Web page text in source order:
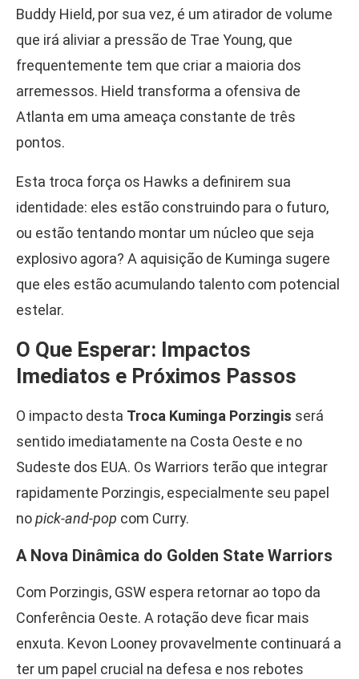
Buddy Hield, por sua vez, é um atirador de volume
que irá aliviar a pressão de Trae Young, que
frequentemente tem que criar a maioria dos
arremessos. Hield transforma a ofensiva de
Atlanta em uma ameaça constante de três
pontos.
Esta troca força os Hawks a definirem sua
identidade: eles estão construindo para o futuro,
ou estão tentando montar um núcleo que seja
explosivo agora? A aquisição de Kuminga sugere
que eles estão acumulando talento com potencial
estelar.
O Que Esperar: Impactos
Imediatos e Próximos Passos
O impacto desta Troca Kuminga Porzingis será
sentido imediatamente na Costa Oeste e no
Sudeste dos EUA. Os Warriors terão que integrar
rapidamente Porzingis, especialmente seu papel
nopick-and-pop com Curry.
A Nova Dinâmica do Golden State Warriors
Com Porzingis, GSW espera retornar ao topo da
Conferência Oeste. A rotação deve ficar mais
enxuta. Kevon Looney provavelmente continuará a
ter um papel crucial na defesa e nos rebotes